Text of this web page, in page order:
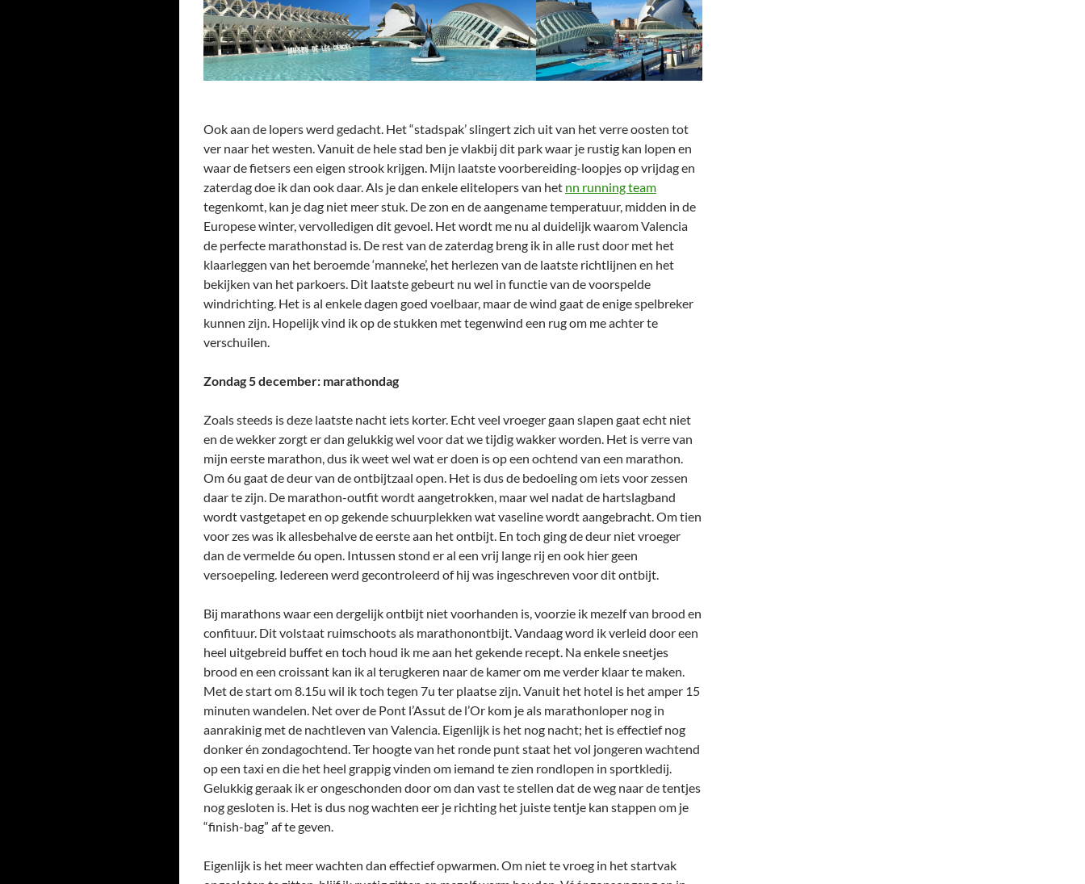
Ook aan de lopers werd gedacht. Het “stadspak’ slingert zich uit van het verre oosten tot
ver naar het westen. Vanuit de hele stad ben je vlakbij dit park waar je rustig kan lopen en
waar de fietsers een eigen strook krijgen. Mijn laatste voorbereiding-loopjes op vrijdag en
zaterdag doe ik dan ook daar. Als je dan enkele elitelopers van het nn running team
tegenkomt, kan je dag niet meer stuk. De zon en de aangename temperatuur, midden in de
Europese winter, vervolledigen dit gevoel. Het wordt me nu al duidelijk waarom Valencia
de perfecte marathonstad is. De rest van de zaterdag breng ik in alle rust door met het
klaarleggen van het beroemde ‘manneke’, het herlezen van de laatste richtlijnen en het
bekijken van het parkoers. Dit laatste gebeurt nu wel in functie van de voorspelde
windrichting. Het is al enkele dagen goed voelbaar, maar de wind gaat de enige spelbreker
kunnen zijn. Hopelijk vind ik op de stukken met tegenwind een rug om me achter te
verschuilen.
Zondag 5 december: marathondag
Zoals steeds is deze laatste nacht iets korter. Echt veel vroeger gaan slapen gaat echt niet
en de wekker zorgt er dan gelukkig wel voor dat we tijdig wakker worden. Het is verre van
mijn eerste marathon, dus ik weet wel wat er doen is op een ochtend van een marathon.
Om 6u gaat de deur van de ontbijtzaal open. Het is dus de bedoeling om iets voor zessen
daar te zijn. De marathon-outfit wordt aangetrokken, maar wel nadat de hartslagband
wordt vastgetapet en op gekende schuurplekken wat vaseline wordt aangebracht. Om tien
voor zes was ik allesbehalve de eerste aan het ontbijt. En toch ging de deur niet vroeger
dan de vermelde 6u open. Intussen stond er al een vrij lange rij en ook hier geen
versoepeling. Iedereen werd gecontroleerd of hij was ingeschreven voor dit ontbijt.
Bij marathons waar een dergelijk ontbijt niet voorhanden is, voorzie ik mezelf van brood en
confituur. Dit volstaat ruimschoots als marathonontbijt. Vandaag word ik verleid door een
heel uitgebreid buffet en toch houd ik me aan het gekende recept. Na enkele sneetjes
brood en een croissant kan ik al terugkeren naar de kamer om me verder klaar te maken.
Met de start om 8.15u wil ik toch tegen 7u ter plaatse zijn. Vanuit het hotel is het amper 15
minuten wandelen. Net over de Pont l’Assut de l’Or kom je als marathonloper nog in
aanrakinig met de nachtleven van Valencia. Eigenlijk is het nog nacht; het is effectief nog
donker én zondagochtend. Ter hoogte van het ronde punt staat het vol jongeren wachtend
op een taxi en die het heel grappig vinden om iemand te zien rondlopen in sportkledij.
Gelukkig geraak ik er ongeschonden door om dan vast te stellen dat de weg naar de tentjes
nog gesloten is. Het is dus nog wachten eer je richting het juiste tentje kan stappen om je
“finish-bag” af te geven.
Eigenlijk is het meer wachten dan effectief opwarmen. Om niet te vroeg in het startvak